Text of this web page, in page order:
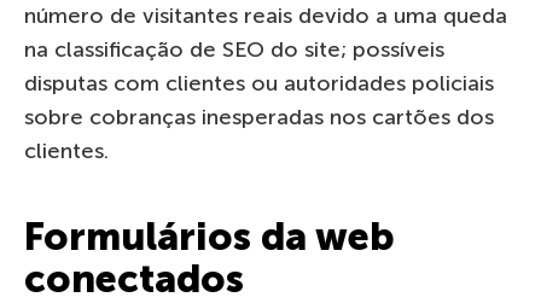
número de visitantes reais devido a uma queda
na classificação de SEO do site; possíveis
disputas com clientes ou autoridades policiais
sobre cobranças inesperadas nos cartões dos
clientes.
Formulários da web
conectados